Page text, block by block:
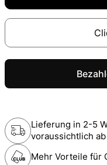
Lieferung in 2-5
voraussichtlich ab
Mehr Vorteile für